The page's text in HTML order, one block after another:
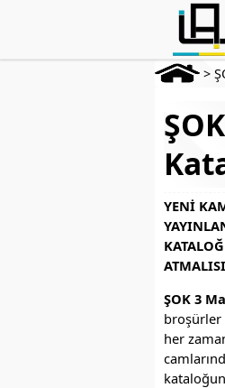
>
YENI
ŞOK 3
broşürler
her